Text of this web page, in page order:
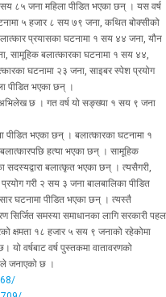
८५ जना महिला पीडित भएका छन् । यस वर्ष
५ हजार ८ सय ७९ जना, कथित बोक्सीको
प्रयासका घटनामा १ सय ४४ जना, यौन
सामूहिक बलात्कारका घटनामा १ सय ४४,
घटनामा २३ जना, साइबर स्पेश प्रयोग
पीडित भएका छन् ।
छ । गत वर्ष यो सङ्ख्या १ सय ९ जना
भएका छन् । बलात्कारका घटनामा १
हत्या भएका छन् । सामूहिक
सदस्यद्वारा बलात्कृत भएका छन् । त्यसैगरी,
गरी २ सय ३ जना बालबालिका पीडित
घटनामा पीडित भएका छन् । त्यस्तै
सिर्जित समस्या समाधानका लागि सरकारी पहल
क्षमता १८ हजार ५ सय ९ जनाको रहेकोमा
वर्षबाट वर्ष पुस्तकमा वातावरणको
जनाएको छ ।